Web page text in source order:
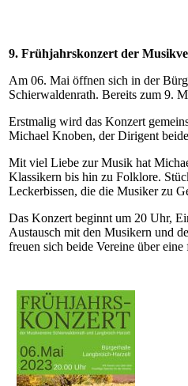
9. Frühjahrskonzert der
Am 06. Mai öffnen sich in der
Schierwaldenrath. Bereits zum 9.
Erstmalig wird das Konzert
Michael Knoben, der Dirigent
Mit viel Liebe zur Musik hat
Klassikern bis hin zu Folklore.
Leckerbissen, die die Musiker zu
Das Konzert beginnt um 20 Uhr,
Austausch mit den Musikern und
freuen sich beide Vereine über